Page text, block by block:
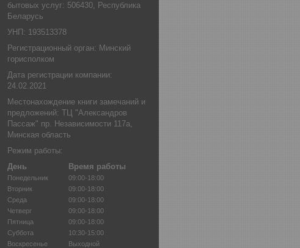
бытовых услуг: 506430, Республика
Беларусь
УНП: 193513378
Регистрационный орган: Минский
горисполком
Дата регистрации компании:
24.02.2021
Местонахождение книги замечаний и
предложений: ТЦ "Александров
Пассаж" пр. Независимости 117а,
Минская область
Режим работы:
День
Время работы
Понедельник
09:00-18:00
Вторник
09:00-18:00
Среда
09:00-18:00
Четверг
09:00-18:00
Пятница
09:00-18:00
Суббота
10:30-15:00
Воскресенье
Выходной